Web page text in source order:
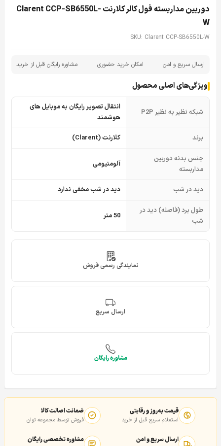
دوربین مداربسته فول کالر کلارنت Clarent CCP-SB6550L-
W
SKU: Clarent CCP-SB6550L-W
ارسال سریع و امن امکان خرید حضوری مشاوره رایگان قبل از خرید
ویژگی‌های اصلی محصول
شبکه نظیر به نظیر P2P
انتقال تصویر رایگان به موبایل های
هوشمند
برند کلارنت (Clarent)
جنس بدنه دوربین
مداربسته
آلومنیومی
دید در شب دید در شب مخفی ندارد
طول برد (فاصله) دید در
شب
50 متر
نمایندگی رسمی فروش
ارسال سریع
مشاوره رایگان
قیمت به‌روز و رقابتی
استعلام سریع قبل از خرید
ضمانت اصالت کالا
فروش توسط مجموعه توان
ارسال سریع و امن مشاوره تخصصی رایگان